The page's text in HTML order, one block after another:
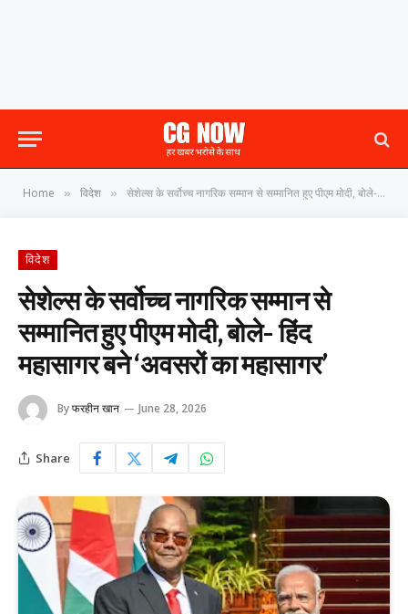
Home » विदेश » सेशेल्स के सर्वोच्च नागरिक सम्मान से सम्मानित हुए पीएम मोदी, बोले- हिंद महासागर बने ‘अवसरों का महासागर’
विदेश
सेशेल्स के सर्वोच्च नागरिक सम्मान से
सम्मानित हुए पीएम मोदी, बोले- हिंद
महासागर बने ‘अवसरों का महासागर’
Byफरहीन खान June 28, 2026
Share